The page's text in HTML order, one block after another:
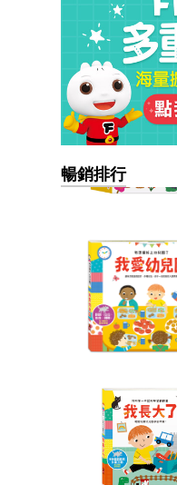
暢銷排行
FOOD超人夢
會員價